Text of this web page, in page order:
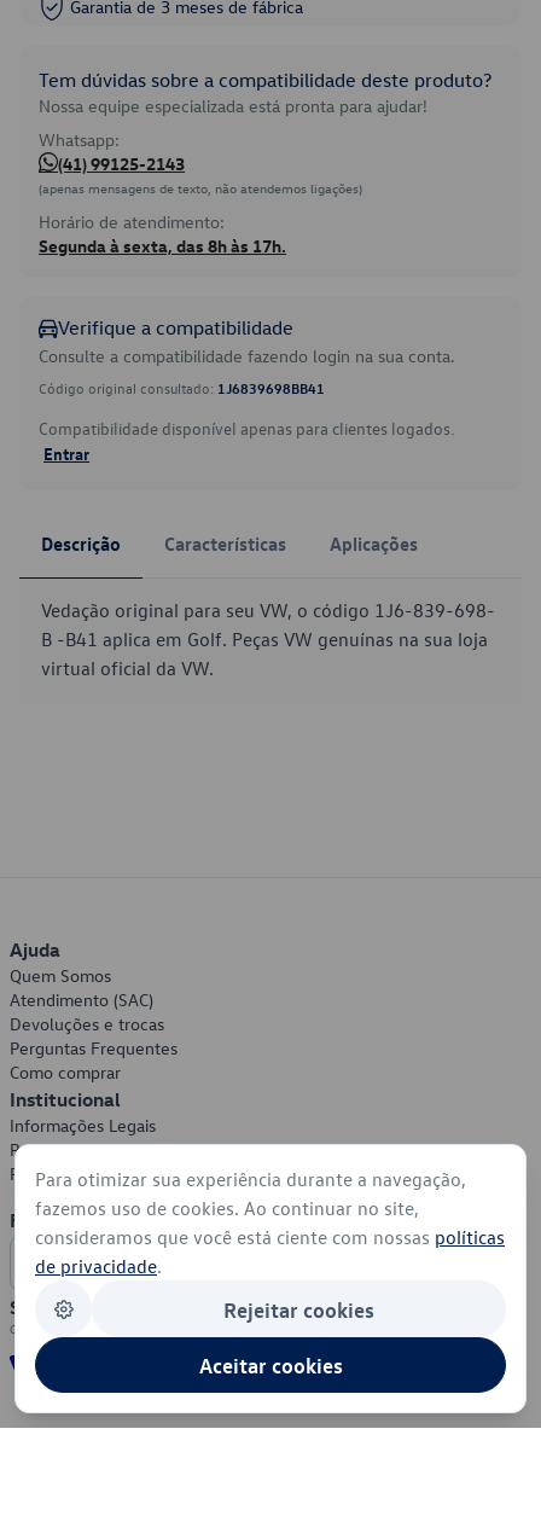
Garantia de 3 meses de fábrica
Tem dúvidas sobre a compatibilidade deste produto?
Nossa equipe especializada está pronta para ajudar!
Whatsapp:
(41) 99125-2143
(apenas mensagens de texto, não atendemos ligações)
Horário de atendimento:
Segunda à sexta, das 8h às 17h.
Verifique a compatibilidade
Consulte a compatibilidade fazendo login na sua conta.
Código original consultado: 1J6839698BB41
Compatibilidade disponível apenas para clientes logados.
Entrar
Descrição Características Aplicações
Vedação original para seu VW, o código 1J6-839-698-
B -B41 aplica em Golf. Peças VW genuínas na sua loja
virtual oficial da VW.
Ajuda
Quem Somos
Atendimento (SAC)
Devoluções e trocas
Perguntas Frequentes
Como comprar
Institucional
Informações Legais
Política de Privacidade
Política de Cookies
Formas de Pagamento
Segurança
Para otimizar sua experiência durante a navegação,
fazemos uso de cookies. Ao continuar no site,
consideramos que você está ciente com nossas políticas
de privacidade.
Rejeitar cookies
Aceitar cookies